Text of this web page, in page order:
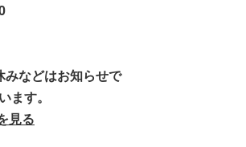
みなどはお知らせで
ます。
見る